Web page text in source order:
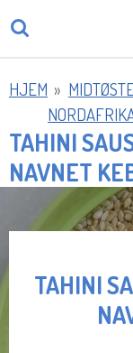
Gå
HJEM »
TAHINI
NAVNET
TAHINI